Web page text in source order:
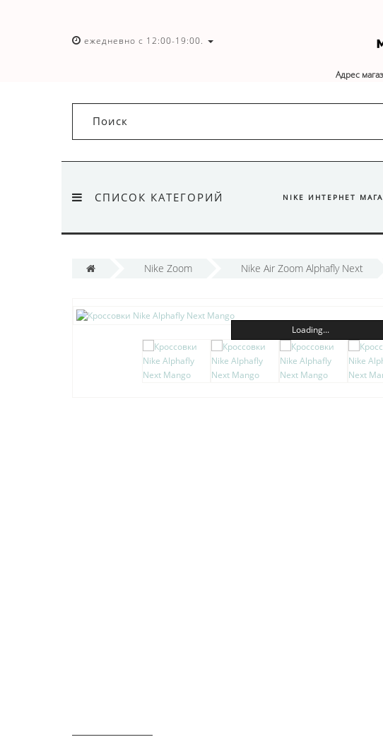
ежедневно с 12:00-19:00.
Адрес
СПИСОК КАТЕГОРИЙ NIKE ИНТЕРНЕТ
Nike Zoom Nike Air Zoom Alphafly Next
Loading...